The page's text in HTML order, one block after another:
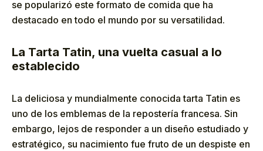
se popularizó este formato de comida que ha
destacado en todo el mundo por su versatilidad.
La Tarta Tatin, una vuelta casual a lo
establecido
La deliciosa y mundialmente conocida tarta Tatin es
uno de los emblemas de la repostería francesa. Sin
embargo, lejos de responder a un diseño estudiado y
estratégico, su nacimiento fue fruto de un despiste en